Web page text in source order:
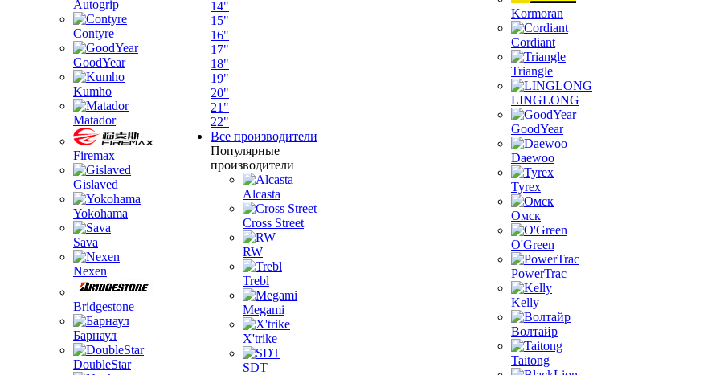
Autogrip
Contyre
GoodYear
Kumho
Matador
Firemax
Gislaved
Yokohama
Sava
Nexen
Bridgestone
Барнаул
DoubleStar
14"
15"
16"
17"
18"
19"
20"
21"
22"
Все производители
Популярные
производители
Alcasta
Cross Street
RW
Trebl
Megami
X'trike
SDT
Kormoran
Cordiant
Triangle
LINGLONG
GoodYear
Daewoo
Tyrex
Омск
O'Green
PowerTrac
Kelly
Волтайр
Taitong